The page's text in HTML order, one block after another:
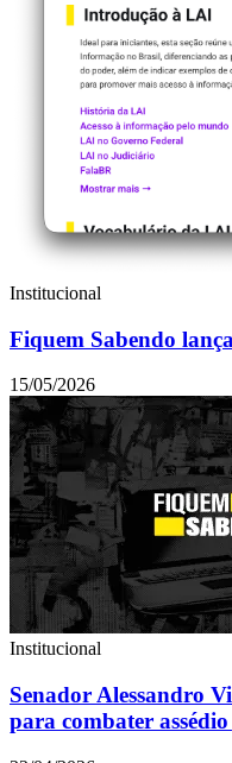
Institucional
Fiquem Sabendo
15/05/2026
Institucional
Senador Alessandro
para combater